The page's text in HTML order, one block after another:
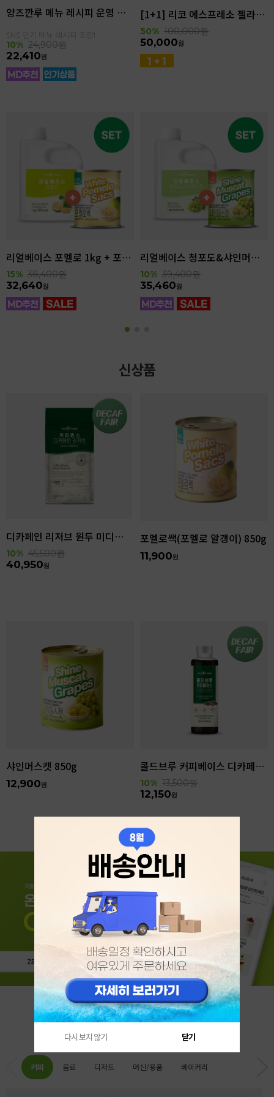
양즈깐루 메뉴 레시피 운영 세트
SNS 인기 메뉴 레시피 조합!
10% 24,900원
22,410원
[1+1] 리코 에스프레소 젤라또 4kg(4.6L)
50% 100,000원
50,000원
리얼베이스 포멜로 1kg + 포멜로쌕 850g SET
15% 38,400원
32,640원
리얼베이스 청포도&샤인머스캣 1kg + 샤인머스캣 850g SET
10% 39,400원
35,460원
신상품
디카페인 리저브 원두 미디엄다크 로스팅 1kg
10% 45,500원
40,950원
포멜로쌕(포멜로 알갱이) 850g
11,900원
샤인머스캣 850g
12,900원
콜드브루 커피베이스 디카페인 리저브 440ml
10% 13,500원
12,150원
카테고리 베스트
커피 음료 디저트 머신/용품 베이커리
다시 보지 않기 닫기